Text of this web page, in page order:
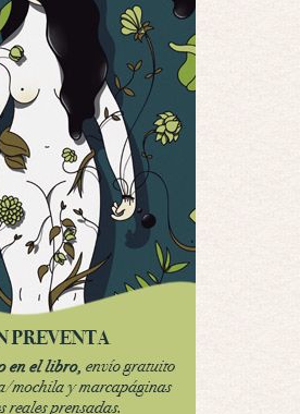
Interesante cuando avanza, le falta algo d …
cadáver
Interesante cuando avanza, le falta algo d …
en castellano, está …